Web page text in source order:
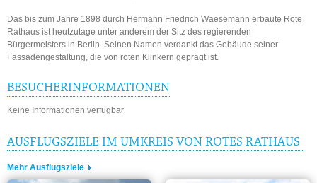
Das bis zum Jahre 1898 durch Hermann Friedrich Waesemann erbaute Rote
Rathaus ist heutzutage unter anderem der Sitz des regierenden
Bürgermeisters in Berlin. Seinen Namen verdankt das Gebäude seiner
Fassadengestaltung, die von roten Klinkern geprägt ist.
BESUCHERINFORMATIONEN
Keine Informationen verfügbar
AUSFLUGSZIELE IM UMKREIS VON ROTES RATHAUS
Mehr Ausflugsziele